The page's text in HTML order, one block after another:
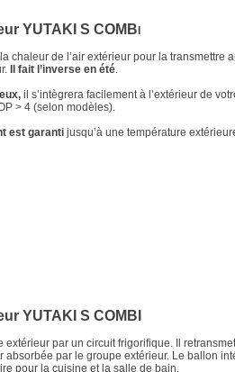
YUTAKI S COMB
chaleur de l’air extérieur pour la transmettre
Il fait l’inverse en été.
il s’intègrera facilement à l’extérieur de
> 4 (selon modèles).
est garanti jusqu’à une température
YUTAKI S COMBI
extérieur par un circuit frigorifique. Il
absorbée par le groupe extérieur. Le ballon
pour la cuisine et la salle de bain.